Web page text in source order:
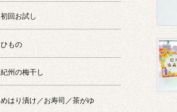
初回お試し
ひもの
紀州の梅干し
めはり漬け／お寿司／茶がゆ